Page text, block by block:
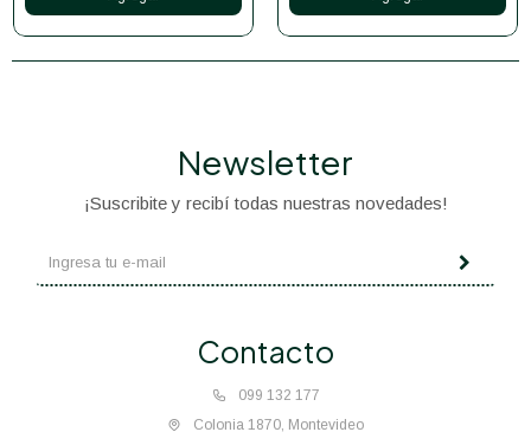
Contacto
099 132 177
Colonia 1870, Montevideo
Newsletter
¡Suscribite y recibí todas nuestras novedades!